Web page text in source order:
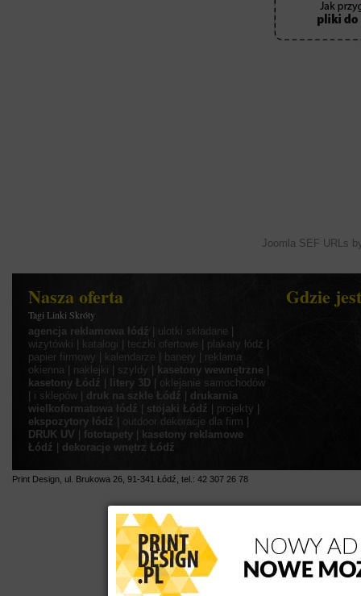
Joomla SEF URLs
Nasza oferta
Tagi Linki Skróty
agencja reklamowa łódź ulotki składane
wizytówki
katalogi teczki ofertowe plakaty łódź
papier firmowy
kalendarze banery
reklama
okienna
naklejki szyldy kasetony wewnętrzne
kasetony Łódź
litery 3D
oklejanie samochodów
i sklepów druk na szkle Łódź
drukarnia
wielkoformatowa łódź
stojaki Łódź projekty
ekspozytory łódź
outdoor dekoracje dla firm
DRUK UV
fototapety
kasetony reklamowe
Łódź
dekoracje wnętrz Łódź
Gdzie
Print Design ul. Brukowa 26 91-341 Łódź tel.: 42 307 26 78